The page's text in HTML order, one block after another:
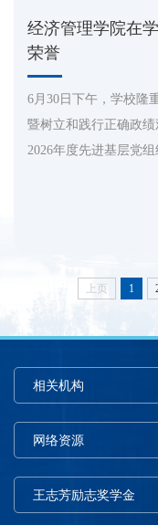
经济管理学院在
荣誉
6月30日下午，学校隆
暨树立和践行正确政
2026年度先进基层党
学工办主任周红肖和
优秀共产党员，硕研
院党建工作扎实成...
上页 1
相关机构
网络资源
王志芳励志奖学金